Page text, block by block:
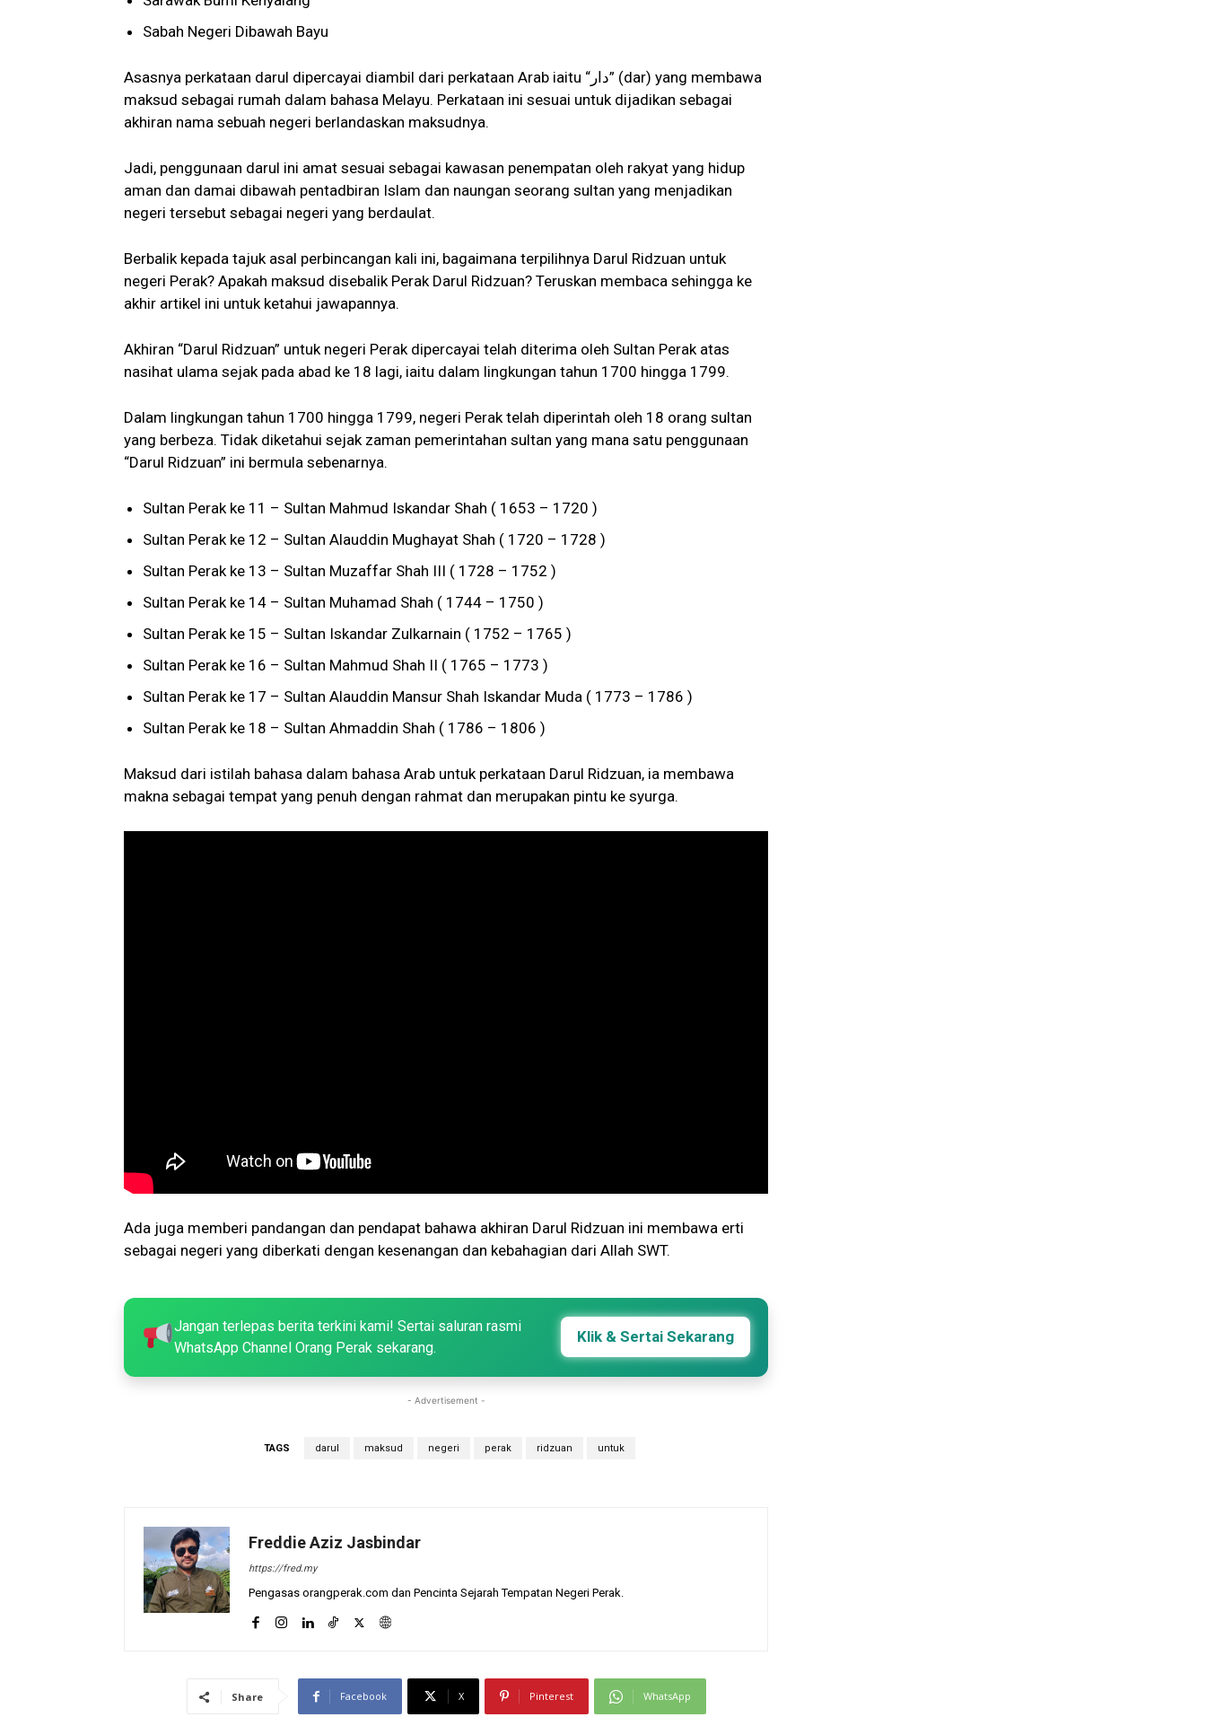
Sabah Negeri Dibawah Bayu
Asasnya perkataan darul dipercayai diambil dari perkataan Arab iaitu “دار” (dar) yang membawa
maksud sebagai rumah dalam bahasa Melayu. Perkataan ini sesuai untuk dijadikan sebagai
akhiran nama sebuah negeri berlandaskan maksudnya.
Jadi, penggunaan darul ini amat sesuai sebagai kawasan penempatan oleh rakyat yang hidup
aman dan damai dibawah pentadbiran Islam dan naungan seorang sultan yang menjadikan
negeri tersebut sebagai negeri yang berdaulat.
Berbalik kepada tajuk asal perbincangan kali ini, bagaimana terpilihnya Darul Ridzuan untuk
negeri Perak? Apakah maksud disebalik Perak Darul Ridzuan? Teruskan membaca sehingga ke
akhir artikel ini untuk ketahui jawapannya.
Akhiran “Darul Ridzuan” untuk negeri Perak dipercayai telah diterima oleh Sultan Perak atas
nasihat ulama sejak pada abad ke 18 lagi, iaitu dalam lingkungan tahun 1700 hingga 1799.
Dalam lingkungan tahun 1700 hingga 1799, negeri Perak telah diperintah oleh 18 orang sultan
yang berbeza. Tidak diketahui sejak zaman pemerintahan sultan yang mana satu penggunaan
“Darul Ridzuan” ini bermula sebenarnya.
Sultan Perak ke 11 – Sultan Mahmud Iskandar Shah ( 1653 – 1720 )
Sultan Perak ke 12 – Sultan Alauddin Mughayat Shah ( 1720 – 1728 )
Sultan Perak ke 13 – Sultan Muzaffar Shah III ( 1728 – 1752 )
Sultan Perak ke 14 – Sultan Muhamad Shah ( 1744 – 1750 )
Sultan Perak ke 15 – Sultan Iskandar Zulkarnain ( 1752 – 1765 )
Sultan Perak ke 16 – Sultan Mahmud Shah II ( 1765 – 1773 )
Sultan Perak ke 17 – Sultan Alauddin Mansur Shah Iskandar Muda ( 1773 – 1786 )
Sultan Perak ke 18 – Sultan Ahmaddin Shah ( 1786 – 1806 )
Maksud dari istilah bahasa dalam bahasa Arab untuk perkataan Darul Ridzuan, ia membawa
makna sebagai tempat yang penuh dengan rahmat dan merupakan pintu ke syurga.
Ada juga memberi pandangan dan pendapat bahawa akhiran Darul Ridzuan ini membawa erti
sebagai negeri yang diberkati dengan kesenangan dan kebahagian dari Allah SWT.
Jangan terlepas berita terkini kami! Sertai saluran rasmi
WhatsApp Channel Orang Perak sekarang.
Klik & Sertai Sekarang
- Advertisement -
TAGS darul maksud negeri perak ridzuan untuk
Freddie Aziz Jasbindar
https://fred.my
Pengasas orangperak.com dan Pencinta Sejarah Tempatan Negeri Perak.
Share Facebook X Pinterest WhatsApp